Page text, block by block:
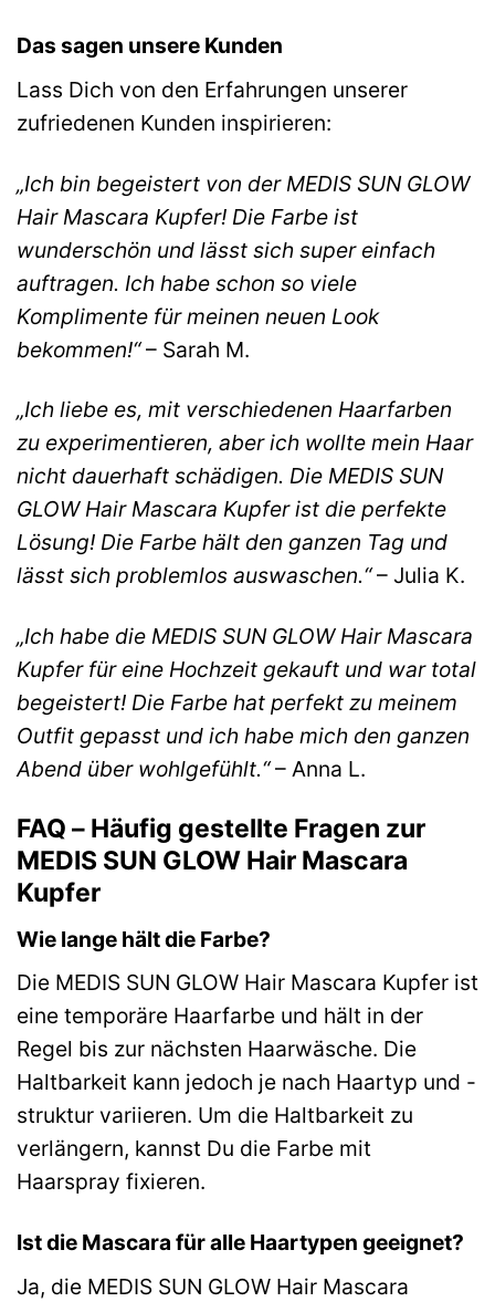
Das sagen unsere Kunden
Lass Dich von den Erfahrungen unserer
zufriedenen Kunden inspirieren:
„Ich bin begeistert von der MEDIS SUN GLOW
Hair Mascara Kupfer! Die Farbe ist
wunderschön und lässt sich super einfach
auftragen. Ich habe schon so viele
Komplimente für meinen neuen Look
bekommen!“– Sarah M.
„Ich liebe es, mit verschiedenen Haarfarben
zu experimentieren, aber ich wollte mein Haar
nicht dauerhaft schädigen. Die MEDIS SUN
GLOW Hair Mascara Kupfer ist die perfekte
Lösung! Die Farbe hält den ganzen Tag und
lässt sich problemlos auswaschen.“– Julia K.
„Ich habe die MEDIS SUN GLOW Hair Mascara
Kupfer für eine Hochzeit gekauft und war total
begeistert! Die Farbe hat perfekt zu meinem
Outfit gepasst und ich habe mich den ganzen
Abend über wohlgefühlt.“– Anna L.
FAQ – Häufig gestellte Fragen zur
MEDIS SUN GLOW Hair Mascara
Kupfer
Wie lange hält die Farbe?
Die MEDIS SUN GLOW Hair Mascara Kupfer ist
eine temporäre Haarfarbe und hält in der
Regel bis zur nächsten Haarwäsche. Die
Haltbarkeit kann jedoch je nach Haartyp und -
struktur variieren. Um die Haltbarkeit zu
verlängern, kannst Du die Farbe mit
Haarspray fixieren.
Ist die Mascara für alle Haartypen geeignet?
Ja, die MEDIS SUN GLOW Hair Mascara